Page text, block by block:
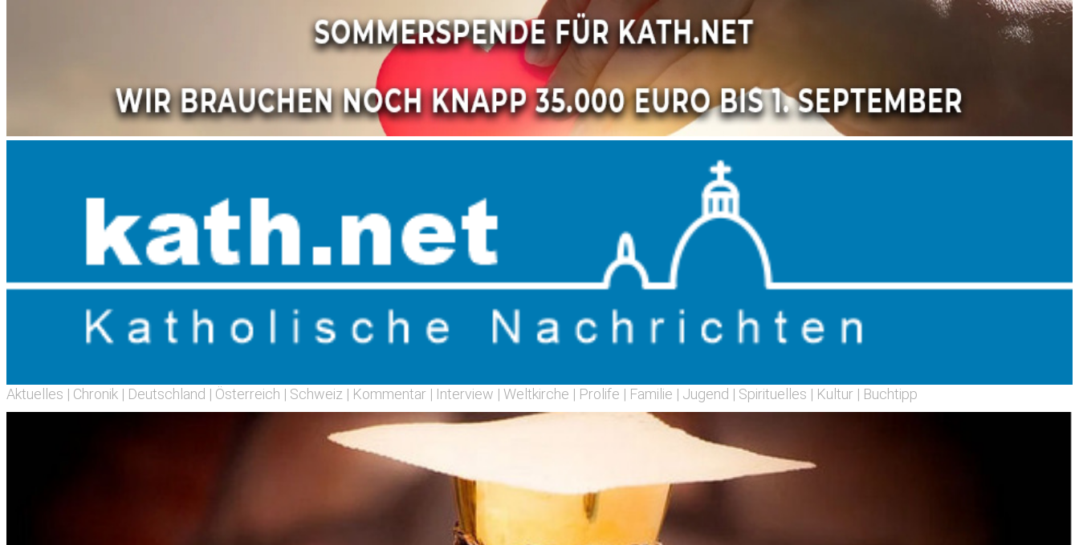
Aktuelles | Chronik | Deutschland | Österreich | Schweiz | Kommentar | Interview | Weltkirche | Prolife | Familie | Jugend | Spirituelles | Kultur | Buchtipp